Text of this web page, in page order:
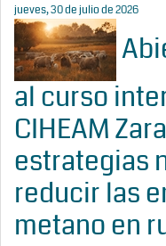
jueves, 30 de julio de 2026
al curso
CIHEAM
estrategias
reducir las
metano en